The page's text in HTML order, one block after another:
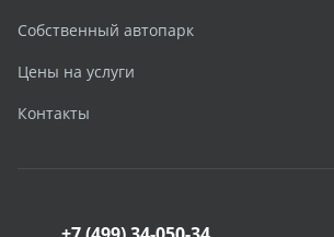
Собственный автопарк
Цены на услуги
Контакты